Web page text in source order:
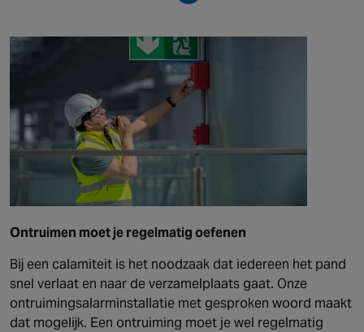
Ontruimen moet je regelmatig oefenen
Bij een calamiteit is het noodzaak dat iedereen het pand
snel verlaat en naar de verzamelplaats gaat. Onze
ontruimingsalarminstallatie met gesproken woord maakt
dat mogelijk. Een ontruiming moet je wel regelmatig